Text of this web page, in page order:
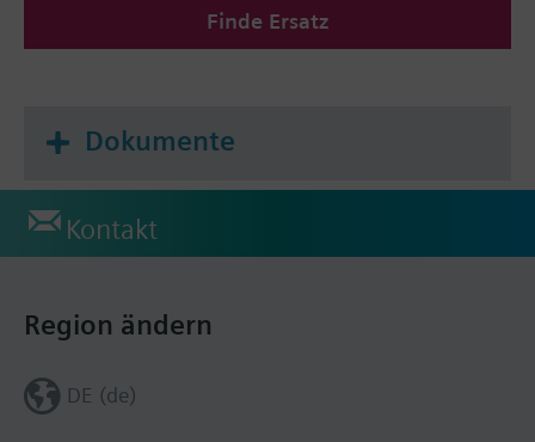
Finde Ersatz
Dokumente
Kontakt
Region ändern
DE (de)